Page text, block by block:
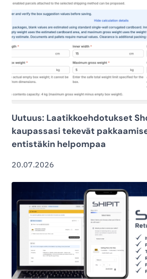
Uutuus: Laatikkoehdotukset
kaupassasi tekevät
entistäkin helpompaa
20.07.2026